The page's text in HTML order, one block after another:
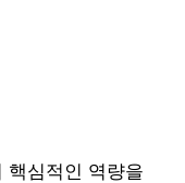
핵심적인 역량을